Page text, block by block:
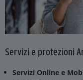
Servizi e protezioni
Servizi Online e